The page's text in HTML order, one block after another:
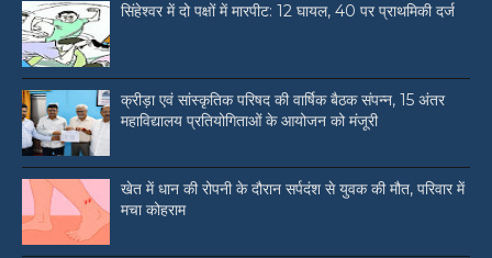
सिंहेश्वर में दो पक्षों में मारपीट: 12 घायल, 40 पर प्राथमिकी दर्ज
क्रीड़ा एवं सांस्कृतिक परिषद की वार्षिक बैठक संपन्न, 15 अंतर
महाविद्यालय प्रतियोगिताओं के आयोजन को मंजूरी
खेत में धान की रोपनी के दौरान सर्पदंश से युवक की मौत, परिवार में
मचा कोहराम